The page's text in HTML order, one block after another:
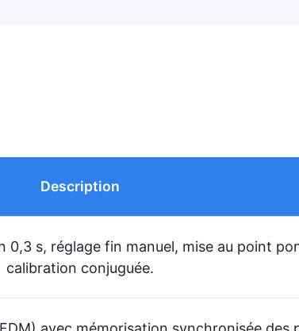
Description
0,3 s, réglage fin manuel, mise au point
calibration conjuguée.